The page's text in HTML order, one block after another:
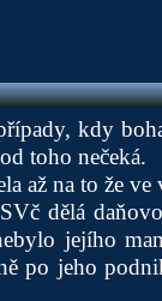
kdy
toho nečeká.
až na to že
dělá
jejího
po jeho